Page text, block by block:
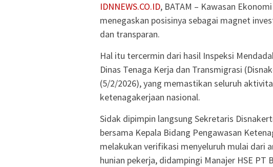
IDNNEWS.CO.ID, BATAM – Kawasan
menegaskan posisinya sebagai magnet
dan transparan.
Hal itu tercermin dari hasil Inspeksi
Dinas Tenaga Kerja dan Transmigrasi
(5/2/2026), yang memastikan seluruh
ketenagakerjaan nasional.
Sidak dipimpin langsung Sekretaris
bersama Kepala Bidang Pengawasan
melakukan verifikasi menyeluruh mulai dari
hunian pekerja, didampingi Manajer HSE PT